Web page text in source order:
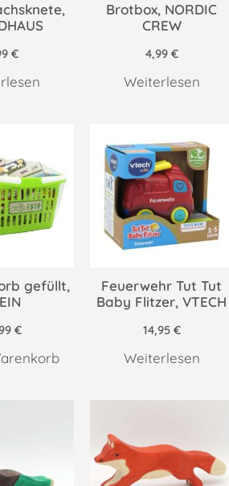
€
Brotbox, NORDIC
CREW
4,99 €
Weiterlesen
gefüllt,
€
Feuerwehr Tut Tut
Baby Flitzer, VTECH
14,95 €
Weiterlesen